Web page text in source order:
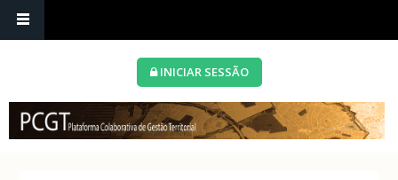
INICIAR SESSÃO